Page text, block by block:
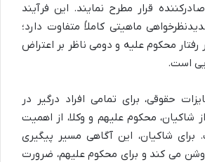
قرار مطرح نمایند. این فرآیند
ماهیتی کاملاً متفاوت دارد؛
رفتار محکوم علیه و دومی ناظر بر اعتراض
است.
حقوقی، برای تمامی افراد درگیر در
شاکیان، محکوم علیهم و وکلا، از اهمیت
برای شاکیان، این آگاهی مسیر پیگیری
می کند و برای محکوم علیهم، ضرورت